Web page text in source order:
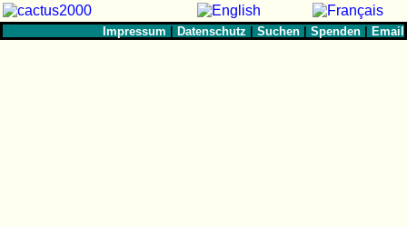
Impressum |Datenschutz |Suchen |Spenden |Email